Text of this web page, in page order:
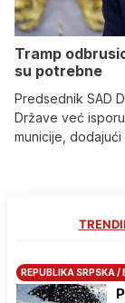
Tramp
su potrebne
Predsednik SAD
Države već
municije,
REPUBLIKA SRPSKA /